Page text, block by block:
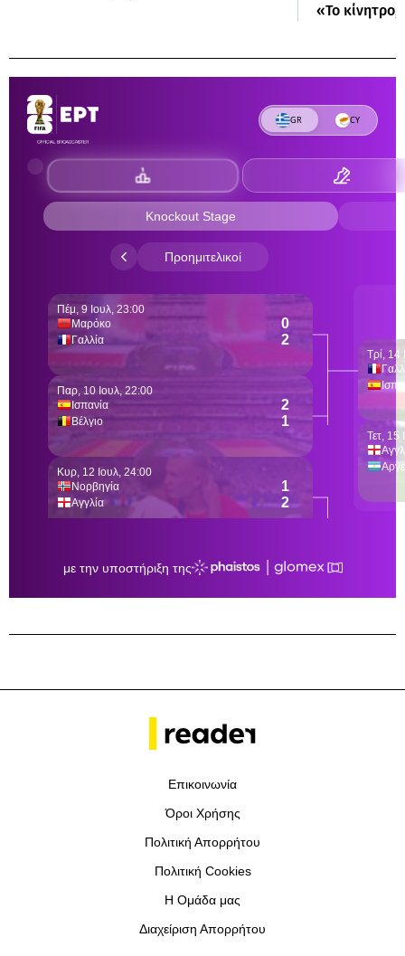
«Το
Επικοινωνία
Όροι Χρήσης
Πολιτική Απορρήτου
Πολιτική Cookies
Η Ομάδα μας
Διαχείριση Απορρήτου